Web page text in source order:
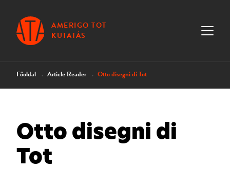
AMERIGO TOT
KUTATÁS
Főoldal Article Reader Otto disegni di Tot
Otto disegni di
Tot